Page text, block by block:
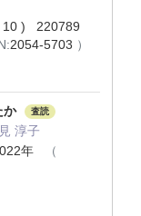
10 ) 220789
2054-5703 ）
か 査読
淳子
年
（